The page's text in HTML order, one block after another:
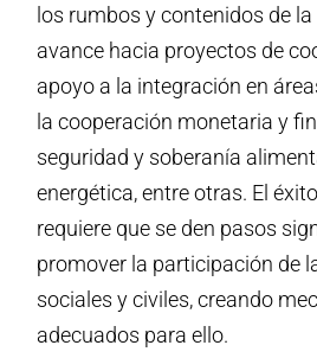
los rumbos y contenidos de la
avance hacia proyectos de
apoyo a la integración en
la cooperación monetaria y
seguridad y soberanía
energética, entre otras. El
requiere que se den pasos
promover la participación de
sociales y civiles, creando
adecuados para ello.